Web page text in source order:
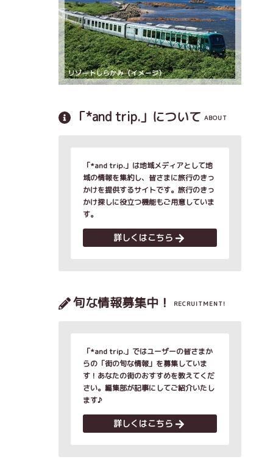
「*and trip.」について ABOUT
「*and trip.」は地域メディアとして地
域の情報を集約し、皆さまに旅行のきっ
かけを提供するサイトです。旅行のきっ
かけ探しに役立つ機能もご用意していま
す。
詳しくはこちら
旬な情報募集中！ RECRUITMENT!
「*and trip.」ではユーザーの皆さまか
らの「街の旬な情報」を募集していま
す！あなたの街のおすすめを教えてくだ
さい。編集部が記事にしてご紹介いたし
ます♪
詳しくはこちら